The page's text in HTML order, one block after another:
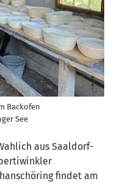
Backofen
See
aus Saaldorf-
findet am